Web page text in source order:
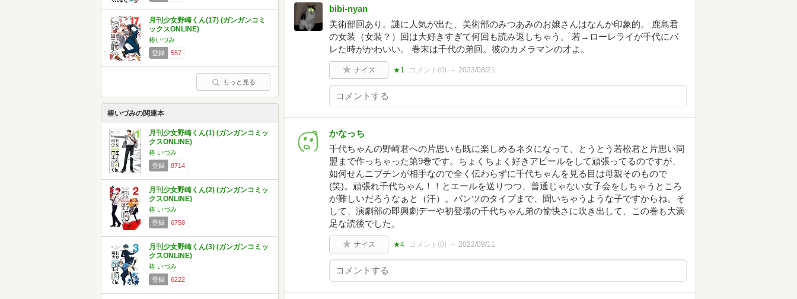
月刊少女野崎くん(17) (ガンガンコミ
ックスONLINE)
椿いづみ
登録
557
もっと見る
椿いづみの関連本
月刊少女野崎くん(1) (ガンガンコミッ
クスONLINE)
椿 いづみ
登録
8714
月刊少女野崎くん(2) (ガンガンコミッ
クスONLINE)
椿 いづみ
登録
6758
月刊少女野崎くん(3) (ガンガンコミッ
クスONLINE)
椿 いづみ
登録
6222
bibi‐nyan
美術部回あり。謎に人気が出た、美術部のみつあみのお嬢さんはなんか印象的。 鹿島君
の女装（女装？）回は大好きすぎて何回も読み返しちゃう。 若→ローレライが千代にバ
レた時がかわいい。 巻末は千代の弟回。彼のカメラマンの才よ。
ナイス ★1 コメント(0) 2023/08/21
かなっち
千代ちゃんの野崎君への片思いも既に楽しめるネタになって、とうとう若松君と片思い同
盟まで作っちゃった第9巻です。ちょくちょく好きアピールをして頑張ってるのですが、
如何せんニブチンが相手なので全く伝わらずに千代ちゃんを見る目は母親そのもので
(笑)。頑張れ千代ちゃん！！とエールを送りつつ、普通じゃない女子会をしちゃうところ
が難しいだろうなぁと（汗）。パンツのタイプまで、聞いちゃうような子ですからね。そ
して、演劇部の即興劇デーや初登場の千代ちゃん弟の愉快さに吹き出して、この巻も大満
足な読後でした。
ナイス ★4 コメント(0) 2022/09/11